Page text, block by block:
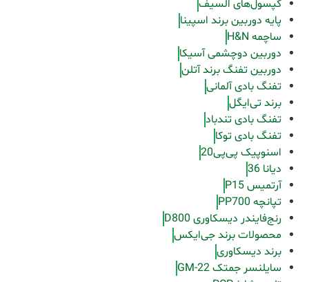
کپسول‌های السیف
پایه دوربین برند اسپینا
ساچمه H&N
دوربین دوچشمی آسیکا
دوربین تفنگ برند آتلن
تفنگ بادی آلمانی
برند تی‌ایگل
تفنگ بادی تندباد
تفنگ بادی توکا
اسنوپیک پی‌پی20
دیانا 36
آرتمیس P15
تپانچه PP700
رنج‌فایندر دیسکاوری D800
محصولات برند جی‌ایکس
برند دیسکاوری
سایلنسر جمتک GM-22